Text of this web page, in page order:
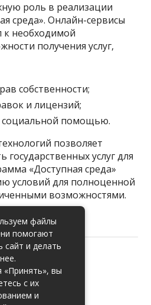
роль в реализации
среда». Онлайн-сервисы
к необходимой
получения услуг,
собственности;
и лицензий;
помощью.
позволяет
государственных услуг для
«Доступная среда»
условий для полноценной
возможностями.
файлы
помогают
сайт и делать
вы
с их
и